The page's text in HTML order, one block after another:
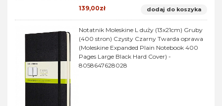
139,00zł dodaj do koszyka
Notatnik Moleskine L duży (13x21cm) Gruby
(400 stron) Czysty Czarny Twarda oprawa
(Moleskine Expanded Plain Notebook 400
Pages Large Black Hard Cover) -
8058647628028